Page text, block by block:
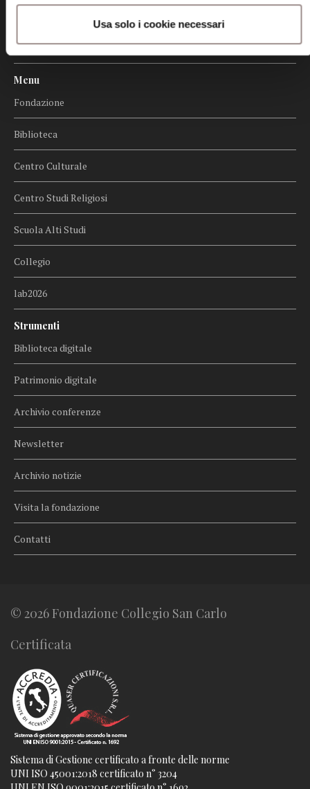
Usa solo i cookie necessari
Whistleblowing
Menu
Fondazione
Biblioteca
Centro Culturale
Centro Studi Religiosi
Scuola Alti Studi
Collegio
lab2026
Strumenti
Biblioteca digitale
Patrimonio digitale
Archivio conferenze
Newsletter
Archivio notizie
Visita la fondazione
Contatti
© 2026 Fondazione Collegio San Carlo
Certificata
Sistema di Gestione certificato a fronte delle norme
UNI ISO 45001:2018 certificato n° 3204